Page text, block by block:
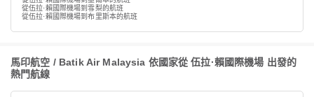
從伍拉·賴國際機場到雪梨的航班
從伍拉·賴國際機場到布里斯本的航班
馬印航空 / Batik Air Malaysia 依國家從 伍拉·賴國際機場 出發的
熱門航線